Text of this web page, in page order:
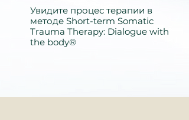
Увидите процес терапии в
методе Short-term Somatic
Trauma Therapy: Dialogue with
the body®